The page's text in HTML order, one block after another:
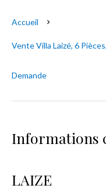
Accueil
Vente Villa Laizé, 6
Demande
Informations
LAIZE